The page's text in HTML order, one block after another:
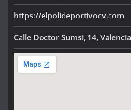
https://elpolideportivocv.com
Calle Doctor Sumsi, 14, Valencia